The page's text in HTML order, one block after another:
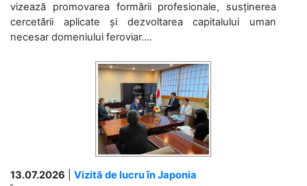
vizează promovarea formării profesionale, susținerea
cercetării aplicate și dezvoltarea capitalului uman
necesar domeniului feroviar....
13.07.2026
Vizită de lucru în Japonia